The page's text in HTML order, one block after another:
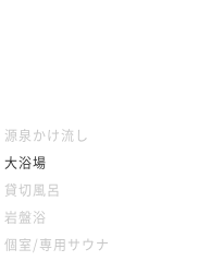
源泉かけ流し
大浴場
貸切風呂
岩盤浴
個室/専用サウナ